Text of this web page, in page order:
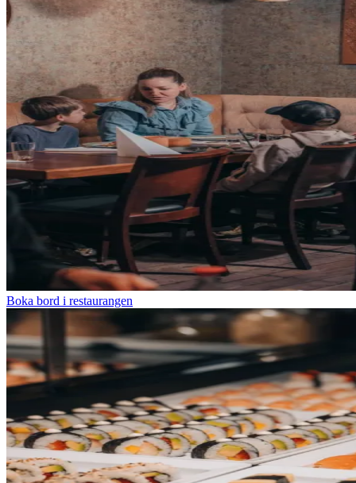
Boka bord i restaurangen